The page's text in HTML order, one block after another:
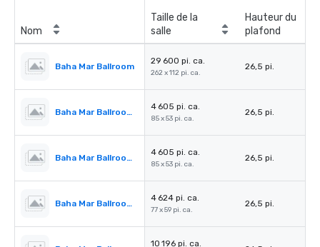
Nom
Taille de la
salle
Hauteur du
plafond
Baha Mar Ballroom
29 600 pi. ca.
262 x 112 pi. ca.
26,5 pi.
Baha Mar Ballroom Salon 1
4 605 pi. ca.
85 x 53 pi. ca.
26,5 pi.
Baha Mar Ballroom Salon 2
4 605 pi. ca.
85 x 53 pi. ca.
26,5 pi.
Baha Mar Ballroom Salon 3
4 624 pi. ca.
77 x 59 pi. ca.
26,5 pi.
10 196 pi. ca.